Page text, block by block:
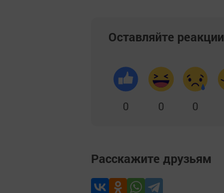
Оставляйте реакции
0 0 0
Расскажите друзьям